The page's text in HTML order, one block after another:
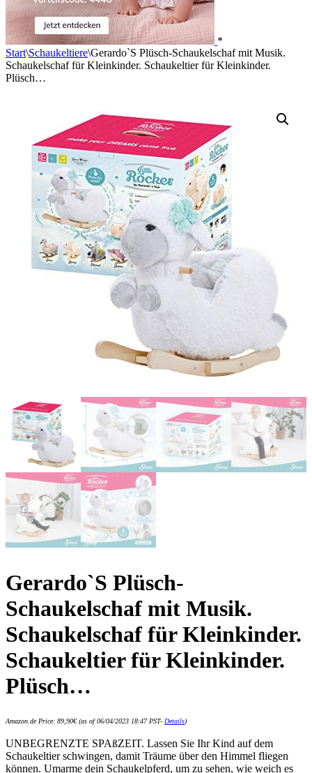
*
Start\Schaukeltiere\Gerardo`S Plüsch-Schaukelschaf mit Musik.
Schaukelschaf für Kleinkinder. Schaukeltier für Kleinkinder.
Plüsch…
Gerardo`S Plüsch-
Schaukelschaf mit Musik.
Schaukelschaf für Kleinkinder.
Schaukeltier für Kleinkinder.
Plüsch…
Amazon.de Price: 89,90€(as of 06/04/2023 18:47 PST- Details)
UNBEGRENZTE SPAßZEIT. Lassen Sie Ihr Kind auf dem
Schaukeltier schwingen, damit Träume über den Himmel fliegen
können. Umarme dein Schaukelpferd, um zu sehen, wie weich es